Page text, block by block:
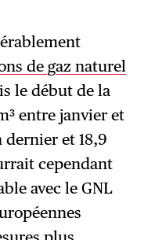
de gaz naturel
le début de la
entre janvier et
dernier et 18,9
cependant
avec le GNL